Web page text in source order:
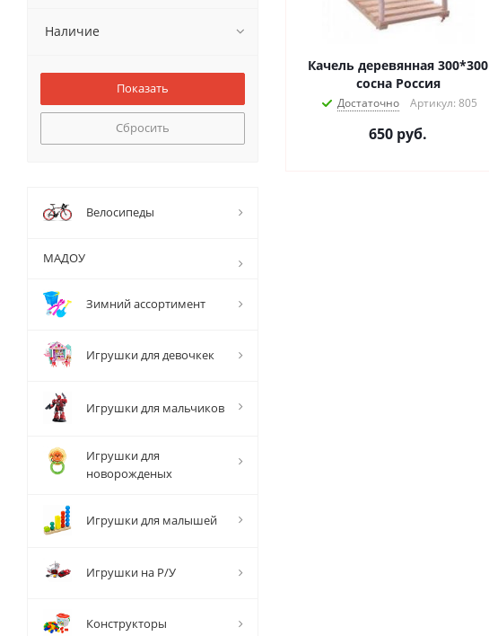
Качель деревянная 300*300
сосна Россия
Достаточно Артикул: 805
650 руб.
Наличие
Сбросить
Велосипеды
МАДОУ
Зимний ассортимент
Игрушки для девочкек
Игрушки для мальчиков
Игрушки для
новорожденых
Игрушки для малышей
Игрушки на Р/У
Конструкторы